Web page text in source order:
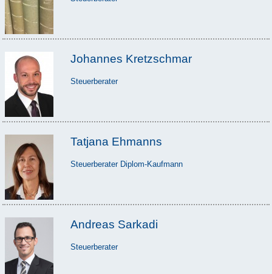
Johannes Kretzschmar
Steuerberater
Tatjana Ehmanns
Steuerberater Diplom-Kaufmann
Andreas Sarkadi
Steuerberater